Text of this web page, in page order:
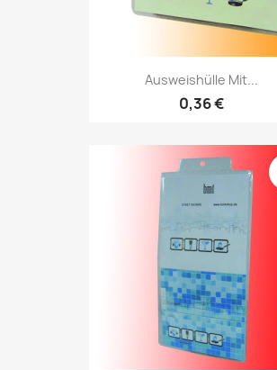
Ausweishülle Mit...
0,36 €